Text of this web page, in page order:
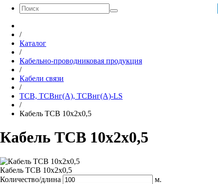
/
Каталог
/
Кабельно-проводниковая продукция
/
Кабели связи
/
ТСВ, ТСВнг(А), ТСВнг(А)-LS
/
Кабель ТСВ 10х2х0,5
Кабель ТСВ 10х2х0,5
Кабель ТСВ 10х2х0,5
Количество/длина
м.